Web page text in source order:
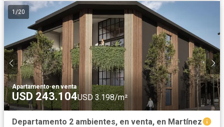
1 /20
Apartamento·en venta
USD 243.104USD 3.198/m²
Departamento 2 ambientes, en venta, en Martínez